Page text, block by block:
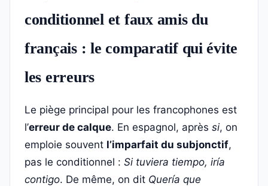
conditionnel et faux amis du
français : le comparatif qui évite
les erreurs
Le piège principal pour les francophones est
l’erreur de calque. En espagnol, après si, on
emploie souvent l’imparfait du subjonctif,
pas le conditionnel : Si tuviera tiempo, iría
contigo. De même, on dit Quería que